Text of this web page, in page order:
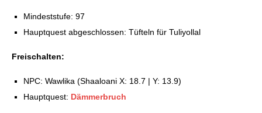
Mindeststufe: 97
Hauptquest abgeschlossen: Tüfteln für Tuliyollal
Freischalten:
NPC: Wawlika (Shaaloani X: 18.7 | Y: 13.9)
Hauptquest: Dämmerbruch